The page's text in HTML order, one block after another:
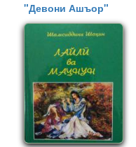
"Девони Ашъор"